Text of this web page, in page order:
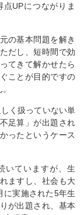
UPにつながりま
の基本問題を解き
だし、短時間で効
てきて解かせたら
ことが目的ですの
く扱っていない単
足算」が出題され
ったというケース
いていますが、生
ますし、社会も大
に実施された5年生
が出題され、基本